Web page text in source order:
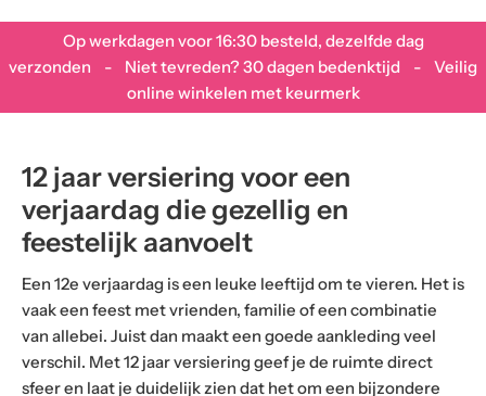
Op werkdagen voor 16:30 besteld, dezelfde dag
verzonden - Niet tevreden? 30 dagen bedenktijd - Veilig
online winkelen met keurmerk
12 jaar versiering voor een
verjaardag die gezellig en
feestelijk aanvoelt
Een 12e verjaardag is een leuke leeftijd om te vieren. Het is
vaak een feest met vrienden, familie of een combinatie
van allebei. Juist dan maakt een goede aankleding veel
verschil. Met 12 jaar versiering geef je de ruimte direct
sfeer en laat je duidelijk zien dat het om een bijzondere